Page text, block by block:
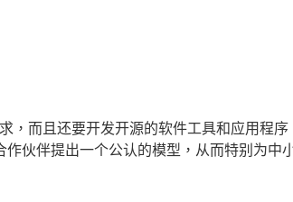
，而且还要开发开源的软件工具和应用程
伙伴提出一个公认的模型，从而特别为中